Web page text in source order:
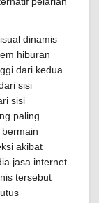
dinamis
hiburan
dari kedua
sisi
sisi
paling
akibat
jasa internet
tersebut